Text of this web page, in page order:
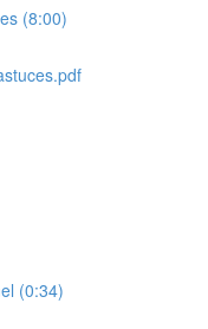
(8:00)
(0:34)